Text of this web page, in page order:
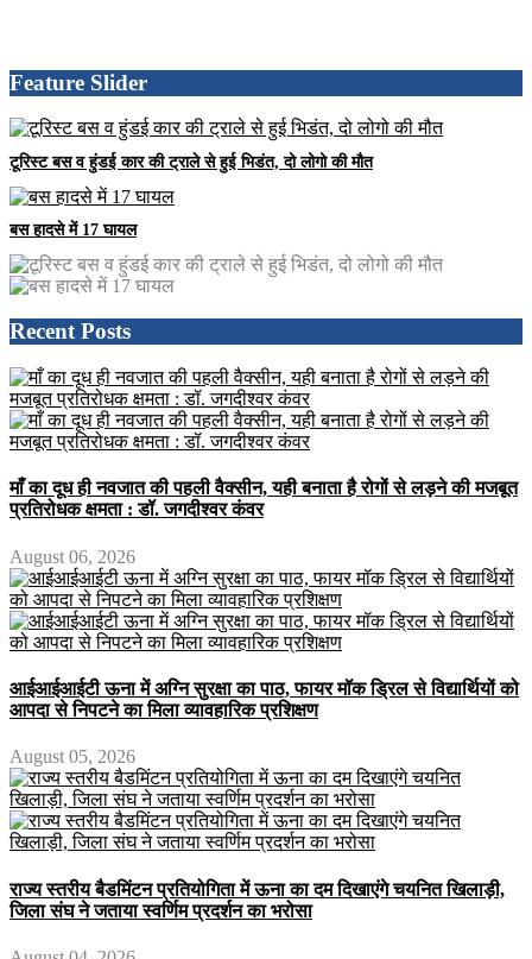
Feature Slider
टूरिस्ट बस व हुंडई कार की ट्राले से हुई भिडंत, दो लोगो की मौत
बस हादसे में 17 घायल
Recent Posts
माँ का दूध ही नवजात की पहली वैक्सीन, यही बनाता है रोगों से लड़ने की मजबूत
प्रतिरोधक क्षमता : डॉ. जगदीश्वर कंवर
August 06, 2026
आईआईआईटी ऊना में अग्नि सुरक्षा का पाठ, फायर मॉक ड्रिल से विद्यार्थियों को
आपदा से निपटने का मिला व्यावहारिक प्रशिक्षण
August 05, 2026
राज्य स्तरीय बैडमिंटन प्रतियोगिता में ऊना का दम दिखाएंगे चयनित खिलाड़ी,
जिला संघ ने जताया स्वर्णिम प्रदर्शन का भरोसा